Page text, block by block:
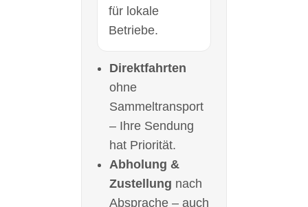
für lokale
Betriebe.
Direktfahrten
ohne
Sammeltransport
– Ihre Sendung
hat Priorität.
Abholung &
Zustellung nach
Absprache – auch